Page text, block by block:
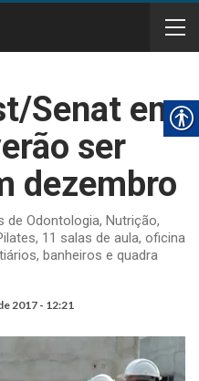
Senat em
ser
dezembro
Odontologia, Nutrição,
11 salas de aula, oficina
banheiros e quadra
2017 - 12:21